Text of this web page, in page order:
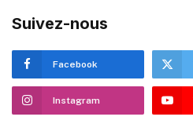
Suivez-nous
Facebook
Instagram